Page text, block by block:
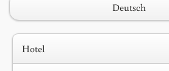
Deutsch
Hotel